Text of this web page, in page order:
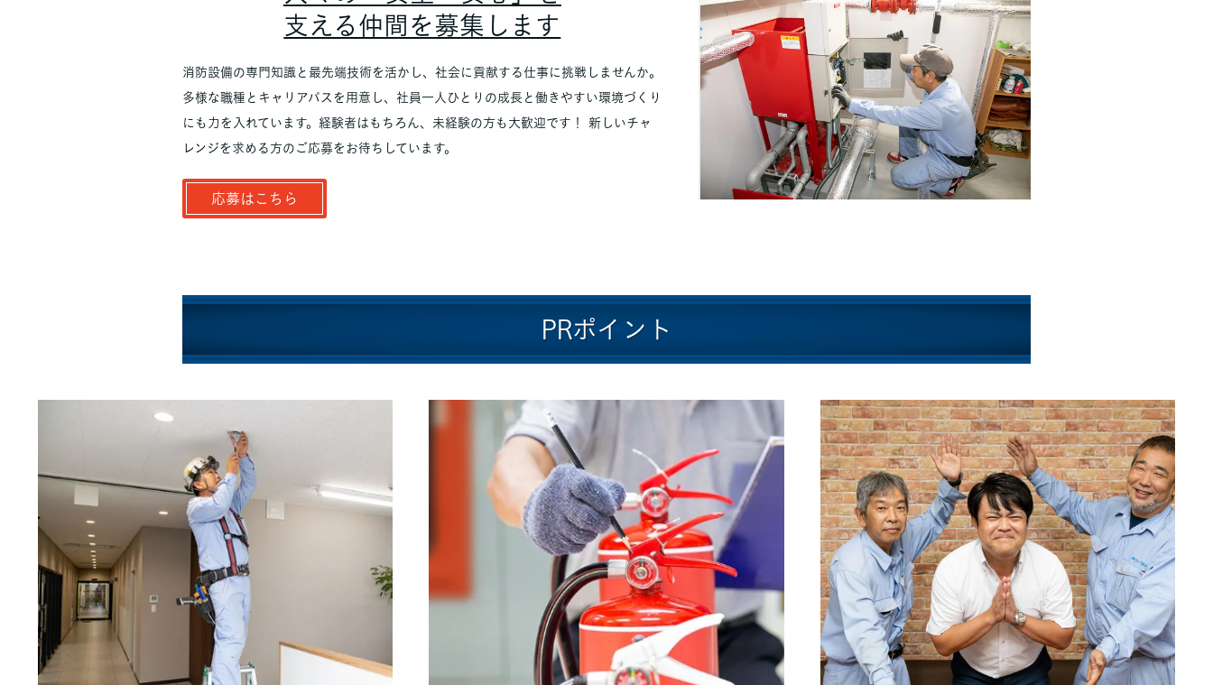
支える仲間を募集します
消防設備の専門知識と最先端技術を活かし、社会に貢献する仕事に挑戦しませんか。
多様な職種とキャリアパスを用意し、社員一人ひとりの成長と働きやすい環境づくり
にも力を入れています。経験者はもちろん、未経験の方も大歓迎です！ 新しいチャ
レンジを求める方のご応募をお待ちしています。
応募はこちら
PRポイント